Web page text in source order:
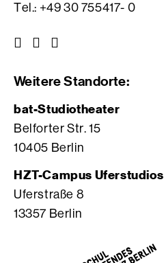
Tel.: +49 30 755417- 0
r
I
n
t
a
g
r
a
m
V
i
m
e
o
S
e
i
t
F
a
e
b
o
k
S
Weitere Standorte:
bat-Studiotheater
Belforter Str. 15
10405 Berlin
HZT-Campus Uferstudios
Uferstraße 8
13357 Berlin